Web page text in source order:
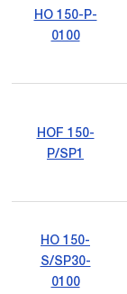
HO 150-P-
0100
HOF 150-
P/SP1
HO 150-
S/SP30-
0100